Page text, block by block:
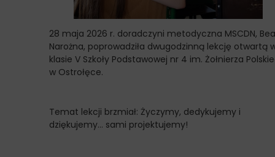
28 maja 2026 r. doradczyni metodyczna MSCDN,
Narożna, poprowadziła dwugodzinną lekcję otwartą
klasie V Szkoły Podstawowej nr 4 im. Żołnierza
w Ostrołęce.
Temat lekcji brzmiał: Życzymy, dedykujemy i
dziękujemy… sami projektujemy!